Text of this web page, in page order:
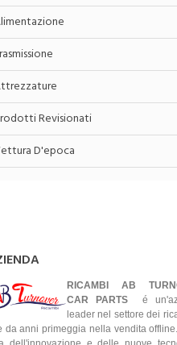
Revisionati
D'epoca
RICAMBI AB
CAR PARTS é
leader nel settore dei
da anni primeggia nella vendita